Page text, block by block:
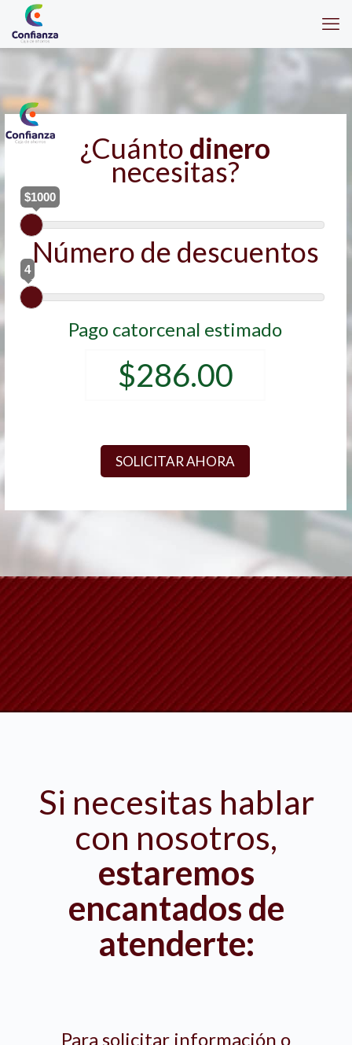
¿Cuánto dinero
necesitas?
$1000
Número de descuentos
4
Pago catorcenal estimado
Si necesitas hablar
con nosotros,
estaremos
encantados de
atenderte:
Para solicitar información o